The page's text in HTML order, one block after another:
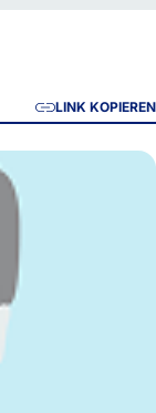
LINK KOPIEREN